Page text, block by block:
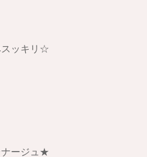
スッキリ☆
ナージュ★